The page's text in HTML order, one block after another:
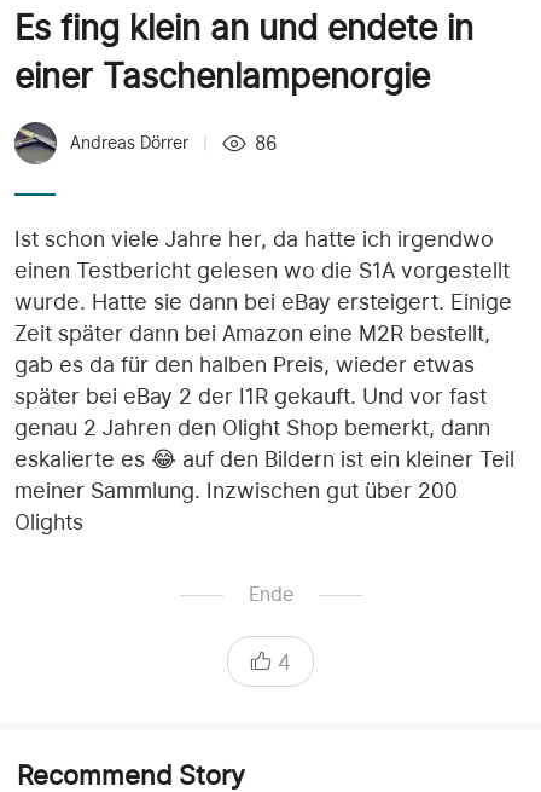
Es fing klein an und endete in
einer Taschenlampenorgie
Andreas Dörrer 86
Ist schon viele Jahre her, da hatte ich irgendwo
einen Testbericht gelesen wo die S1A vorgestellt
wurde. Hatte sie dann bei eBay ersteigert. Einige
Zeit später dann bei Amazon eine M2R bestellt,
gab es da für den halben Preis, wieder etwas
später bei eBay 2 der I1R gekauft. Und vor fast
genau 2 Jahren den Olight Shop bemerkt, dann
eskalierte es 😂 auf den Bildern ist ein kleiner Teil
meiner Sammlung. Inzwischen gut über 200
Olights
Ende
4
Recommend Story